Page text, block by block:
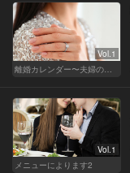
Vol.1
離婚カレンダー〜夫婦の正しい終わり方〜
Vol.1
メニューによります2